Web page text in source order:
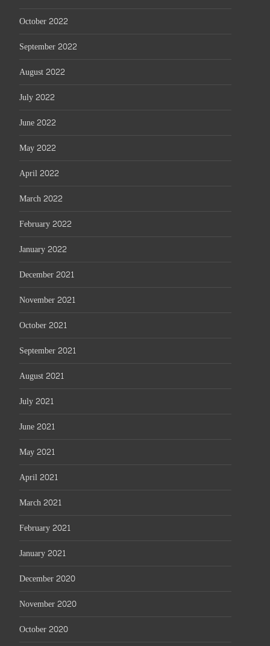
October 2022
September 2022
August 2022
July 2022
June 2022
May 2022
April 2022
March 2022
February 2022
January 2022
December 2021
November 2021
October 2021
September 2021
August 2021
July 2021
June 2021
May 2021
April 2021
March 2021
February 2021
January 2021
December 2020
November 2020
October 2020